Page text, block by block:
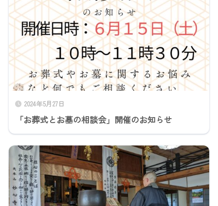
2024年5月27日
「お葬式とお墓の相談会」開催のお知らせ